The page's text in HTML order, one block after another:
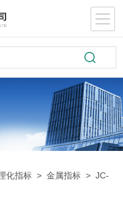
化指标 >金属指标 > JC-